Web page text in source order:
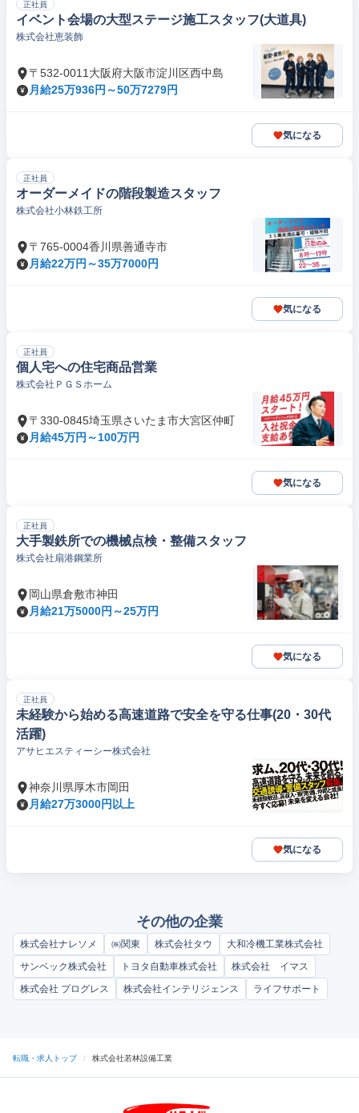
正社員
イベント会場の大型ステージ施工スタッフ(大道具)
株式会社恵装飾
〒532-0011大阪府大阪市淀川区西中島
月給25万936円～50万7279円
気になる
正社員
オーダーメイドの階段製造スタッフ
株式会社小林鉄工所
〒765-0004香川県善通寺市
月給22万円～35万7000円
気になる
正社員
個人宅への住宅商品営業
株式会社ＰＧＳホーム
〒330-0845埼玉県さいたま市大宮区仲町
月給45万円～100万円
気になる
正社員
大手製鉄所での機械点検・整備スタッフ
株式会社扇港鋼業所
岡山県倉敷市神田
月給21万5000円～25万円
気になる
正社員
未経験から始める高速道路で安全を守る仕事(20・30代
活躍)
アサヒエスティーシー株式会社
神奈川県厚木市岡田
月給27万3000円以上
気になる
その他の企業
株式会社ナレソメ ㈱関東 株式会社タウ
大和冷機工業株式会社
サンベック株式会社
トヨタ自動車株式会社
株式会社 イマス
株式会社 プログレス
株式会社インテリジェンス ライフサポート
転職・求人トップ / 株式会社若林設備工業